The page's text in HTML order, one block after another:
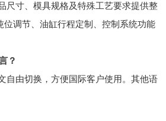
尺寸、模具规格及特殊工艺要求提供整
位调节、油缸行程定制、控制系统功能
？
自由切换，方便国际客户使用。其他语